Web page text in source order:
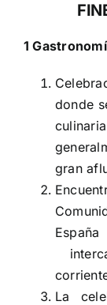
1
donde
gran
La